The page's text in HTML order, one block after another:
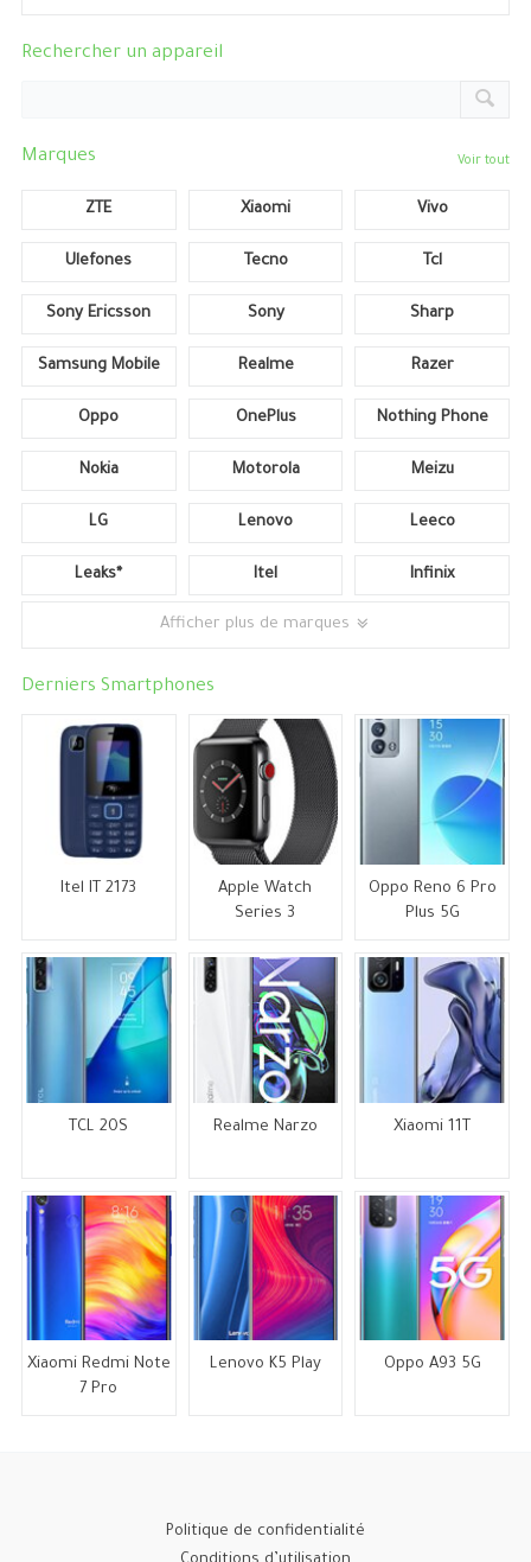
Rechercher un appareil
Marques Voir tout
ZTE Xiaomi Vivo
Ulefones Tecno Tcl
Sony Ericsson Sony Sharp
Samsung Mobile Realme Razer
Oppo OnePlus Nothing Phone
Nokia Motorola Meizu
LG Lenovo Leeco
Leaks* Itel Infinix
Afficher plus de marques
Derniers Smartphones
Itel IT 2173
Apple Watch
Series 3
Oppo Reno 6 Pro
Plus 5G
TCL 20S Realme Narzo Xiaomi 11T
Xiaomi Redmi Note
7 Pro
Lenovo K5 Play Oppo A93 5G
Politique de confidentialité